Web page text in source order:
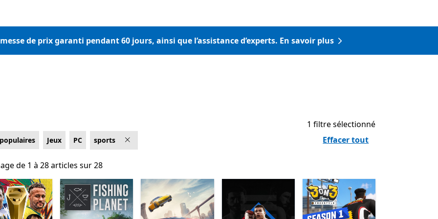
de prix garanti pendant 60 jours, ainsi que l’assistance d’experts. En savoir plus
Jeux PC sports
1 filtre sélectionné
Effacer tout
de 1 à 28 articles sur 28
de 1 à 28 articles sur 28